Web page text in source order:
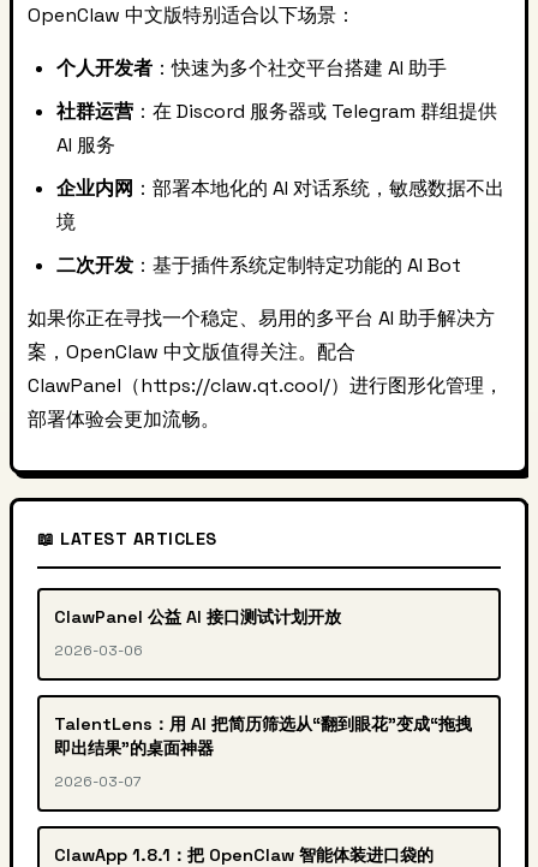
OpenClaw 中文版特别适合以下场景：
个人开发者 ：快速为多个社交平台搭建 AI 助手
社群运营 ：在 Discord 服务器或 Telegram 群组提供
AI 服务
企业内网 ：部署本地化的 AI 对话系统，敏感数据不出
境
二次开发 ：基于插件系统定制特定功能的 AI Bot
如果你正在寻找一个稳定、易用的多平台 AI 助手解决方
案，OpenClaw 中文版值得关注。配合
ClawPanel（https://claw.qt.cool/）进行图形化管理，
部署体验会更加流畅。
📖 LATEST ARTICLES
ClawPanel 公益 AI 接口测试计划开放
2026-03-06
TalentLens：用 AI 把简历筛选从“翻到眼花”变成“拖拽
即出结果”的桌面神器
2026-03-07
ClawApp 1.8.1：把 OpenClaw 智能体装进口袋的